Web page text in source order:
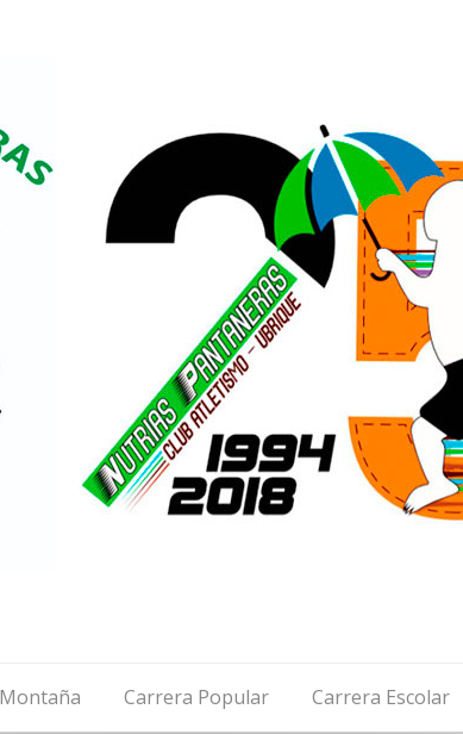
Carrera Popular Carrera Escolar